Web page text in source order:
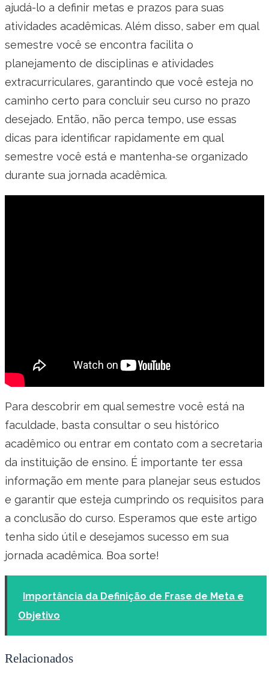
ajudá-lo a definir metas e prazos para suas
atividades acadêmicas. Além disso, saber em qual
semestre você se encontra facilita o
planejamento de disciplinas e atividades
extracurriculares, garantindo que você esteja no
caminho certo para concluir seu curso no prazo
desejado. Então, não perca tempo, use essas
dicas para identificar rapidamente em qual
semestre você está e mantenha-se organizado
durante sua jornada acadêmica.
Para descobrir em qual semestre você está na
faculdade, basta consultar o seu histórico
acadêmico ou entrar em contato com a secretaria
da instituição de ensino. É importante ter essa
informação em mente para planejar seus estudos
e garantir que esteja cumprindo os requisitos para
a conclusão do curso. Esperamos que este artigo
tenha sido útil e desejamos sucesso em sua
jornada acadêmica. Boa sorte!
Importância da Definição de Frase de Meta e
Objetivo
Relacionados